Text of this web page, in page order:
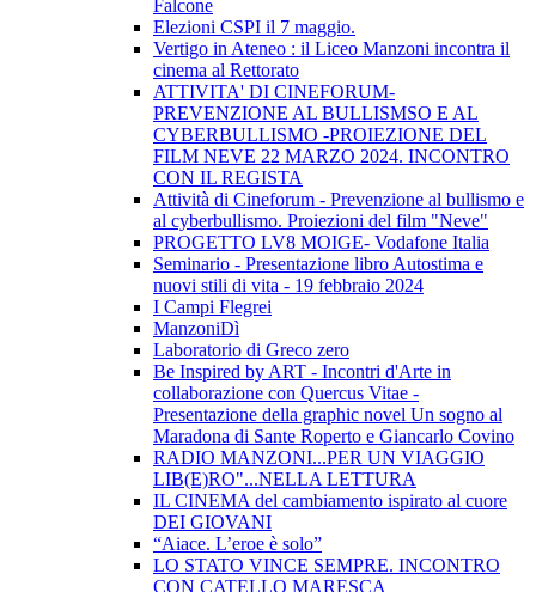
Falcone
Elezioni CSPI il 7 maggio.
Vertigo in Ateneo : il Liceo Manzoni incontra il
cinema al Rettorato
ATTIVITA' DI CINEFORUM-
PREVENZIONE AL BULLISMSO E AL
CYBERBULLISMO -PROIEZIONE DEL
FILM NEVE 22 MARZO 2024. INCONTRO
CON IL REGISTA
Attività di Cineforum - Prevenzione al bullismo e
al cyberbullismo. Proiezioni del film "Neve"
PROGETTO LV8 MOIGE- Vodafone Italia
Seminario - Presentazione libro Autostima e
nuovi stili di vita - 19 febbraio 2024
I Campi Flegrei
ManzoniDì
Laboratorio di Greco zero
Be Inspired by ART - Incontri d'Arte in
collaborazione con Quercus Vitae -
Presentazione della graphic novel Un sogno al
Maradona di Sante Roperto e Giancarlo Covino
RADIO MANZONI...PER UN VIAGGIO
LIB(E)RO"...NELLA LETTURA
IL CINEMA del cambiamento ispirato al cuore
DEI GIOVANI
“Aiace. L’eroe è solo”
LO STATO VINCE SEMPRE. INCONTRO
CON CATELLO MARESCA